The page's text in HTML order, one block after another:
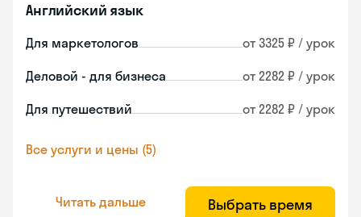
Английский язык
Для маркетологов от 3325 ₽ / урок
Деловой - для бизнеса от 2282 ₽ / урок
Для путешествий от 2282 ₽ / урок
Все услуги и цены (5)
Читать дальше Выбрать время